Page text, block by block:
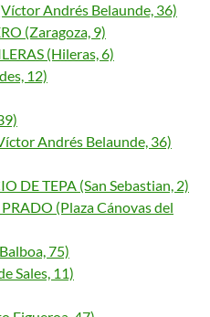
Andrés Belaunde, 36)
(Zaragoza, 9)
(Hileras, 6)
12)
Andrés Belaunde, 36)
DE TEPA (San Sebastian, 2)
(Plaza Cánovas del
75)
Sales, 11)